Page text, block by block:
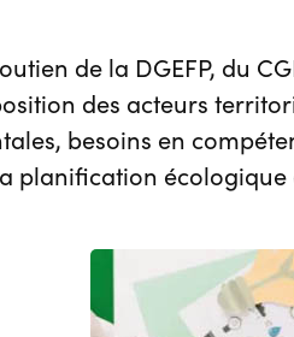
de la DGEFP, du
des acteurs
besoins en
planification